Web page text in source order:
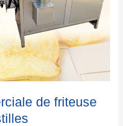
de friteuse